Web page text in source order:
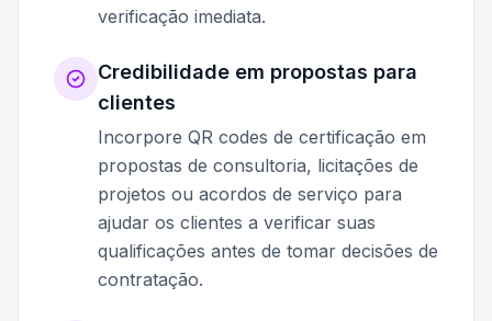
verificação imediata.
Credibilidade em propostas para
clientes
Incorpore QR codes de certificação em
propostas de consultoria, licitações de
projetos ou acordos de serviço para
ajudar os clientes a verificar suas
qualificações antes de tomar decisões de
contratação.